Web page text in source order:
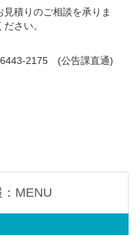
積りのご相談を承りま
さい。
2175 (公告課直通)
MENU